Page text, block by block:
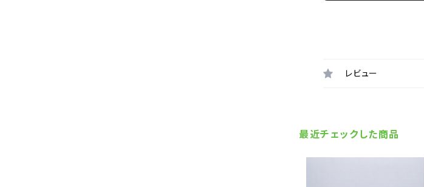
レビュー
最近チェックした商品